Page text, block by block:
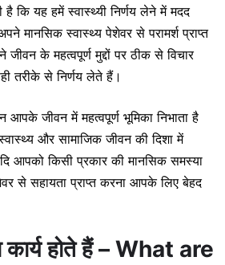
है कि यह हमें स्वास्थ्यी निर्णय लेने में मदद
मानसिक स्वास्थ्य पेशेवर से परामर्श प्राप्त
के महत्वपूर्ण मुद्दों पर ठीक से विचार
तरीके से निर्णय लेते हैं।
जीवन में महत्वपूर्ण भूमिका निभाता है
और सामाजिक जीवन की दिशा में
आपको किसी प्रकार की मानसिक समस्या
से सहायता प्राप्त करना आपके लिए बेहद
होते हैं – What are